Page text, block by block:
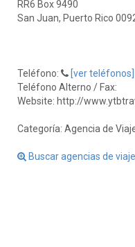
RR6 Box 9490
San Juan, Puerto Rico
Teléfono:
[ver teléfonos]
Teléfono Alterno / Fax:
Website: http://
Categoría: Agencia de
Buscar agencias de